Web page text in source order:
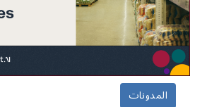
المدونات